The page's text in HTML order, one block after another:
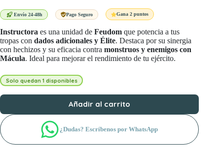
era:
es:
Envío 24-48h Pago Seguro Gana 2 puntos
Instructora es una unidad de Feudom que potencia a tus
tropas con dados adicionales y Élite. Destaca por su sinergia
con hechizos y su eficacia contra monstruos y enemigos con
Mácula. Ideal para mejorar el rendimiento de tu ejército.
Solo quedan 1 disponibles
Añadir al carrito
¿Dudas? Escríbenos por WhatsApp